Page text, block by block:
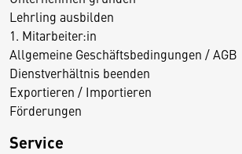
Lehrling ausbilden
1. Mitarbeiter:in
Allgemeine Geschäftsbedingungen / AGB
Dienstverhältnis beenden
Exportieren / Importieren
Förderungen
Service